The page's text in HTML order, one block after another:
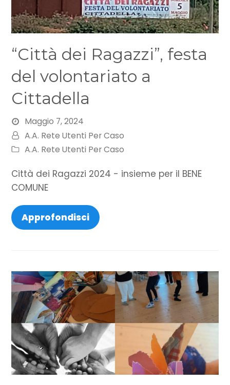
“Città dei Ragazzi”, festa
del volontariato a
Cittadella
Maggio 7, 2024
A.A. Rete Utenti Per Caso
A.A. Rete Utenti Per Caso
Città dei Ragazzi 2024 - insieme per il BENE
COMUNE
Approfondisci